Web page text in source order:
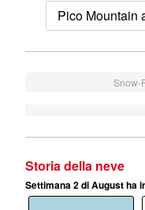
Pico Mountain
Snow-
Storia della neve
Settimana 2 di August ha